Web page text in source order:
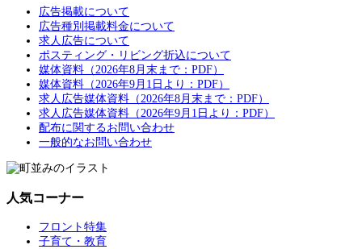
広告掲載について
広告種別掲載料金について
求人広告について
ポスティング・リビング折込について
媒体資料（2026年8月末まで：PDF）
媒体資料（2026年9月1日より：PDF）
求人広告媒体資料（2026年8月末まで：PDF）
求人広告媒体資料（2026年9月1日より：PDF）
配布に関するお問い合わせ
一般的なお問い合わせ
人気コーナー
フロント特集
子育て・教育